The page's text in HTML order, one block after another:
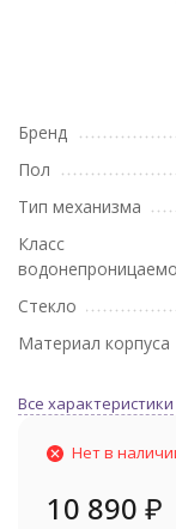
Бренд
Пол
Тип механизма
Класс
Стекло
Материал корпуса
Все характеристики
Нет в
10 890 ₽